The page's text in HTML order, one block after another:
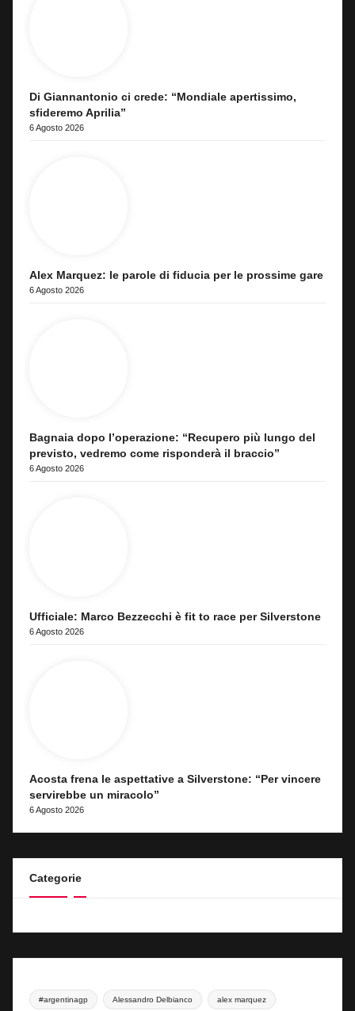
Di Giannantonio ci crede: “Mondiale apertissimo,
sfideremo Aprilia”
6 Agosto 2026
Alex Marquez: le parole di fiducia per le prossime gare
6 Agosto 2026
Bagnaia dopo l’operazione: “Recupero più lungo del
previsto, vedremo come risponderà il braccio”
6 Agosto 2026
Ufficiale: Marco Bezzecchi è fit to race per Silverstone
6 Agosto 2026
Acosta frena le aspettative a Silverstone: “Per vincere
servirebbe un miracolo”
6 Agosto 2026
Categorie
#argentinagp Alessandro Delbianco alex marquez